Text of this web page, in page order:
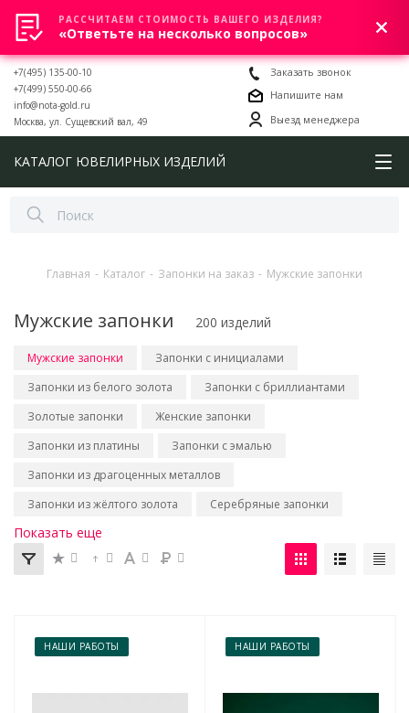
0
+7(495) 135-00-10
+7(499) 550-00-66
info@nota-gold.ru
Москва, ул. Сущевский вал, 49
Заказать звонок
Напишите нам
Выезд менеджера
КАТАЛОГ ЮВЕЛИРНЫХ ИЗДЕЛИЙ
Главная - Каталог - Запонки на заказ - Мужские запонки
Мужские запонки 200 изделий
Мужские запонки
Запонки с инициалами
Запонки из белого золота
Запонки с бриллиантами
Золотые запонки
Женские запонки
Запонки из платины
Запонки с эмалью
Запонки из драгоценных металлов
Запонки из жёлтого золота
Серебряные запонки
Показать еще
НАШИ РАБОТЫ НАШИ РАБОТЫ
РАССЧИТАЕМ СТОИМОСТЬ ВАШЕГО ИЗДЕЛИЯ?
«Ответьте на несколько вопросов»